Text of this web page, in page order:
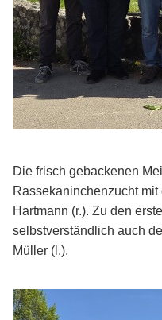
Die frisch gebackenen
Rassekaninchenzucht
Hartmann (r.). Zu den
selbstverständlich auch
Müller (l.).